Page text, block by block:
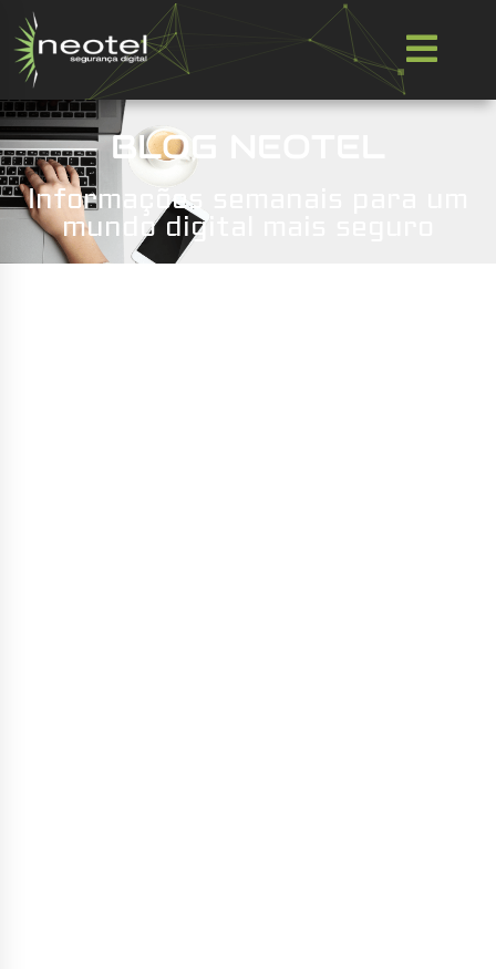
BLOG NEOTEL
Informações semanais para um
mundo digital mais seguro